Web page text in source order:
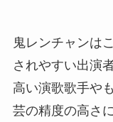
鬼レンチャンは
されやすい出演
高い演歌歌手や
芸の精度の高さ